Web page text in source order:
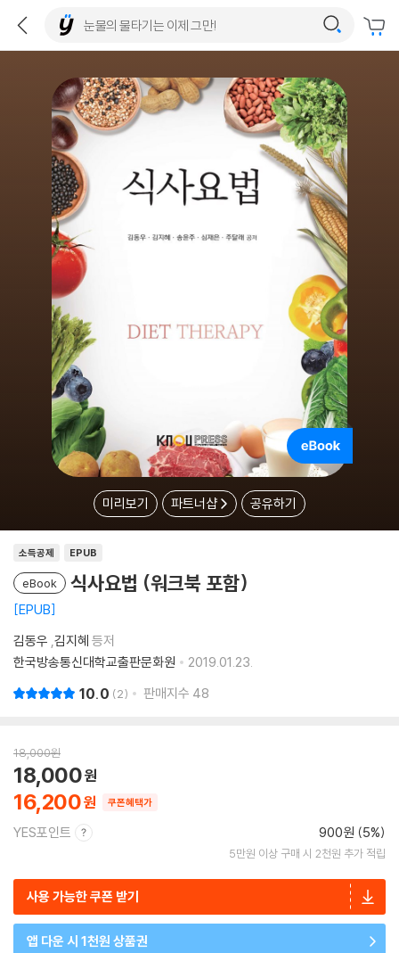
미리보기 파트너샵 공유하기
소득공제 EPUB
eBook 식사요법 (워크북 포함)
EPUB
김동우 ,김지혜 등저
한국방송통신대학교출판문화원
2019.01.23.
10.0 2 판매지수 48
18,000원
16,200
18,000
쿠폰혜택가
YES포인트 900원 (5%)
5만원 이상 구매 시 2천원 추가 적립
사용 가능한 쿠폰 받기
앱 다운 시 1천원 상품권